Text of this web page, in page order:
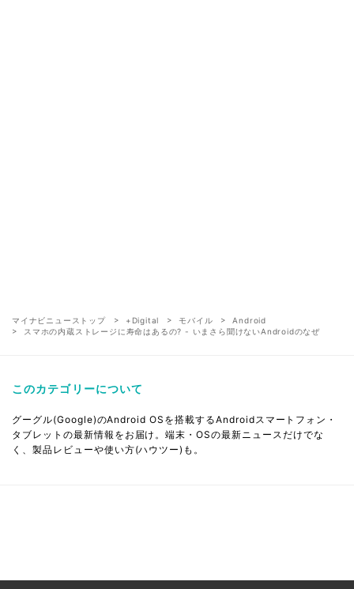
マイナビニューストップ +Digital モバイル
Android
スマホの内蔵ストレージに寿命はあるの? - いまさら聞けないAndroidのなぜ
このカテゴリーについて
グーグル(Google)のAndroid OSを搭載するAndroidスマートフォン・
タブレットの最新情報をお届け。端末・OSの最新ニュースだけでな
く、製品レビューや使い方(ハウツー)も。